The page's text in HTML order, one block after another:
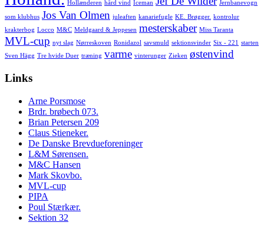
Hollænderen hård vind Iceman Jernbanevogn
som klubhus Jos Van Olmen juleaften kanariefugle KE. Brøgger. kontrolur
krakterbog Locco M&C Meldgaard & Jeppesen mesterskaber Miss Taranta
MVL-cup nyt slag Nørreskoven Ronidazol savsmuld sektionsvinder Six - 221
starten
Sven Hägg Tre hvide Duer træning varme vinterunger Zieken østenvind
Links
Arne Porsmose
Brdr. brøbech 073.
Brian Petersen 209
Claus Stieneker.
De Danske Brevdueforeninger
L&M Sørensen.
M&C Hansen
Mark Skovbo.
MVL-cup
PIPA
Poul Stærkær.
Sektion 32